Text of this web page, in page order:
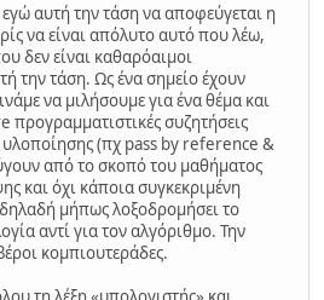
αυτή την τάση να αποφεύγεται η
να είναι απόλυτο αυτό που λέω,
δεν είναι καθαρόαιμοι
την τάση. Ως ένα σημείο έχουν
να μιλήσουμε για ένα θέμα και
προγραμματιστικές συζητήσεις
υλοποίησης (πχ pass by reference &
από το σκοπό του μαθήματος
και όχι κάποια συγκεκριμένη
μήπως λοξοδρομήσει το
αντί για τον αλγόριθμο. Την
κομπιουτεράδες.